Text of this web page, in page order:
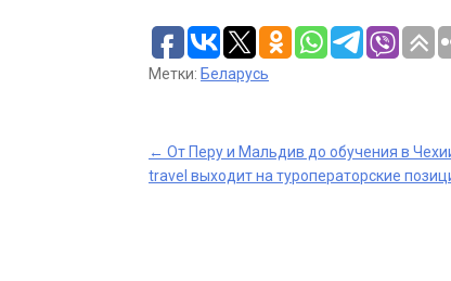
Метки: Беларусь
Post
← От Перу и Мальдив до обучения в
travel выходит на туроператорские